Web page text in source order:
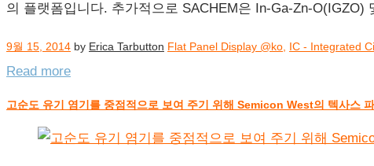
의 플랫폼입니다. 추가적으로 SACHEM은 In-Ga-Zn-
9월 15, 2014 by Erica Tarbutton Flat Panel Display @ko IC - Integrated
Read more
고순도 유기 염기를 중점적으로 보여 주기 위해 Semicon West의 텍사스